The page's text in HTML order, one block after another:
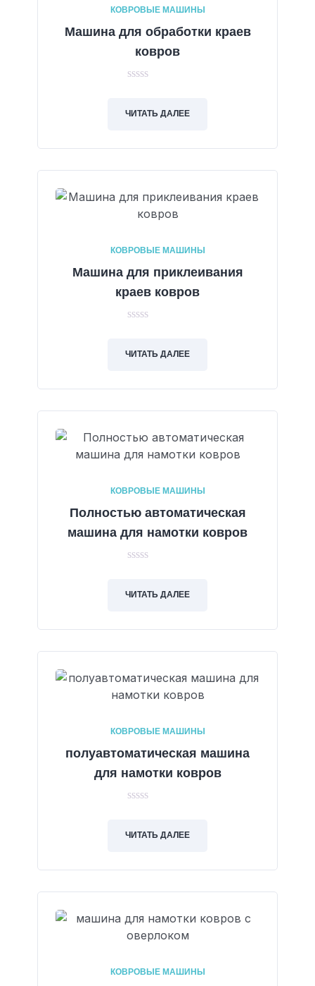
КОВРОВЫЕ МАШИНЫ
Машина для обработки краев
ковров
of
ЧИТАТЬ ДАЛЕЕ
КОВРОВЫЕ МАШИНЫ
Машина для приклеивания
краев ковров
of
ЧИТАТЬ ДАЛЕЕ
КОВРОВЫЕ МАШИНЫ
Полностью автоматическая
машина для намотки ковров
of
ЧИТАТЬ ДАЛЕЕ
КОВРОВЫЕ МАШИНЫ
полуавтоматическая машина
для намотки ковров
of
ЧИТАТЬ ДАЛЕЕ
КОВРОВЫЕ МАШИНЫ